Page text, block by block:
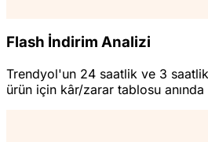
Flash İndirim Analizi
Trendyol'un 24 saatlik ve 3
ürün için kâr/zarar tablosu anında